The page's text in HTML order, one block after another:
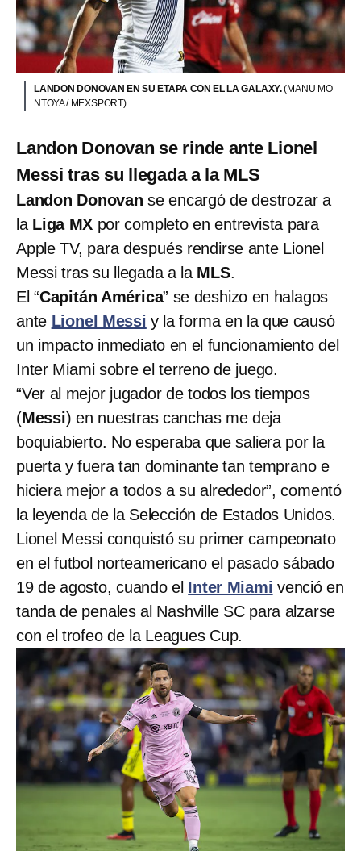
LANDON DONOVAN EN SU ETAPA CON EL LA GALAXY.(MANU MO
NTOYA / MEXSPORT)
Landon Donovan se rinde ante Lionel
Messi tras su llegada a la MLS
Landon Donovan se encargó de destrozar a
la Liga MX por completo en entrevista para
Apple TV, para después rendirse ante Lionel
Messi tras su llegada a la MLS.
El “Capitán América” se deshizo en halagos
ante Lionel Messi y la forma en la que causó
un impacto inmediato en el funcionamiento del
Inter Miami sobre el terreno de juego.
“Ver al mejor jugador de todos los tiempos
(Messi) en nuestras canchas me deja
boquiabierto. No esperaba que saliera por la
puerta y fuera tan dominante tan temprano e
hiciera mejor a todos a su alrededor”, comentó
la leyenda de la Selección de Estados Unidos.
Lionel Messi conquistó su primer campeonato
en el futbol norteamericano el pasado sábado
19 de agosto, cuando el Inter Miami venció en
tanda de penales al Nashville SC para alzarse
con el trofeo de la Leagues Cup.